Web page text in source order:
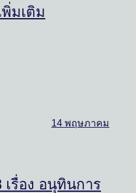
มเติม
14 พฤษภาคม
รื่อง อนุทินการ